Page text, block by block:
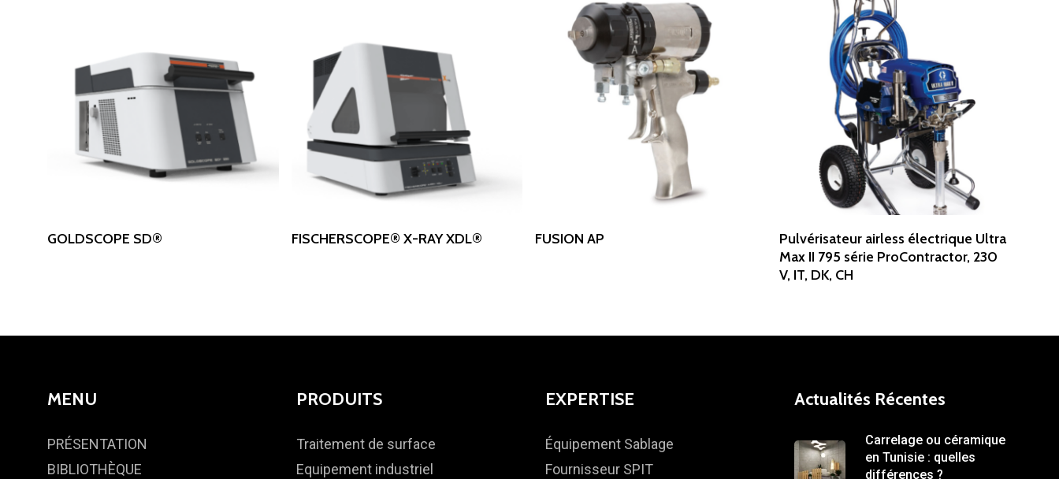
Read More
GOLDSCOPE SD® Read More
FISCHERSCOPE® X-RAY XDL® FUSION AP Read More
Pulvérisateur airless électrique Ultra
Max II 795 série ProContractor, 230
V, IT, DK, CH
MENU
PRÉSENTATION
BIBLIOTHÈQUE
PRODUITS
Traitement de surface
Equipement industriel
EXPERTISE
Équipement Sablage
Fournisseur SPIT
Actualités Récentes
Carrelage ou céramique
en Tunisie : quelles
différences ?